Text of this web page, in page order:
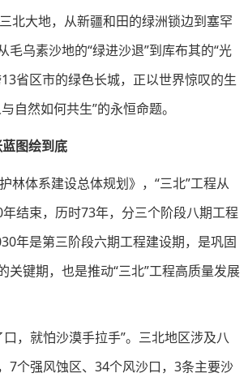
北大地，从新疆和田的绿洲锁边到塞罕
毛乌素沙地的“绿进沙退”到库布其的“光
省区市的绿色长城，正以世界惊叹的生
自然如何共生”的永恒命题。
图绘到底
林体系建设总体规划》，“三北”工程从
结束，历时73年，分三个阶段八期工程
年是第三阶段六期工程建设期，是巩固
关键期，也是推动“三北”工程高质量发展
口，就怕沙漠手拉手”。三北地区涉及八
7个强风蚀区、34个风沙口，3条主要沙